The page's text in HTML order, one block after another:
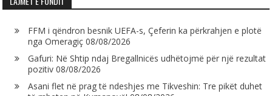
FFM i qëndron besnik UEFA-s, Çeferin ka përkrahjen e plotë
nga Omeragiç 08/08/2026
Gafuri: Në Shtip ndaj Bregallnicës udhëtojmë për një rezultat
pozitiv 08/08/2026
Asani flet në prag të ndeshjes me Tikveshin: Tre pikët duhet